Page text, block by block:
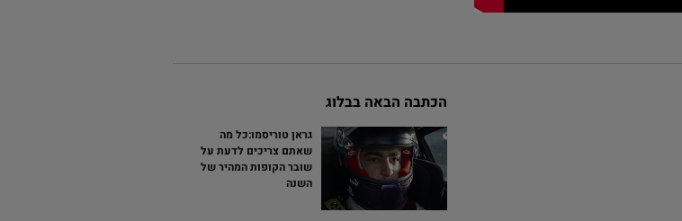
הכתבה הבאה בבלוג
גראן טוריסמו:כל מה
שאתם צריכים לדעת על
שובר הקופות המהיר של
השנה